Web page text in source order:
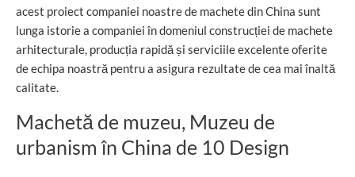
acest proiect companiei noastre de machete din China sunt
lunga istorie a companiei în domeniul construcției de machete
arhitecturale, producția rapidă și serviciile excelente oferite
de echipa noastră pentru a asigura rezultate de cea mai înaltă
calitate.
Machetă de muzeu, Muzeu de
urbanism în China de 10 Design